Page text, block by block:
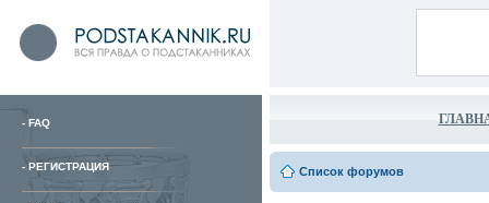
- FAQ
- РЕГИСТРАЦИЯ Список форумов